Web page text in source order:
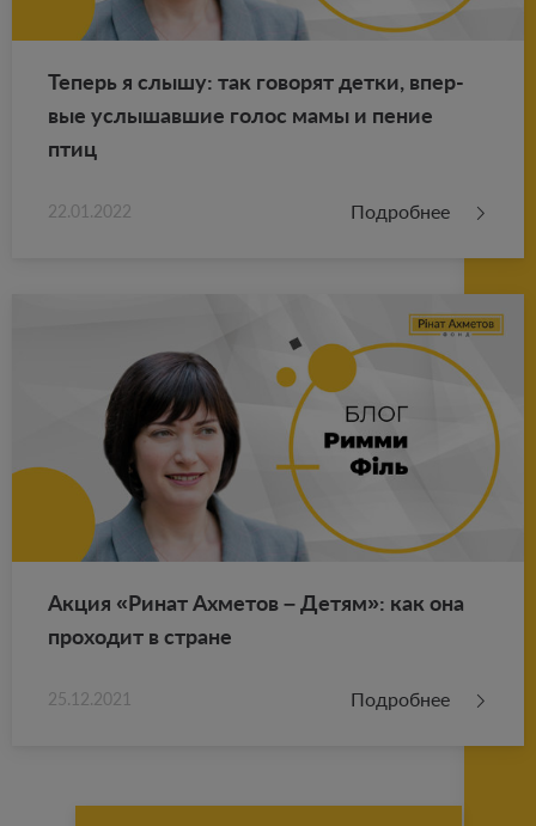
Те­перь я слышу: так го­во­рят детки, впер­
вые услы­шав­шие голос мамы и пение
птиц
22.01.2022 Подробнее
Акция «Ринат Ах­ме­тов – Детям»: как она
про­хо­дит в стране
25.12.2021 Подробнее